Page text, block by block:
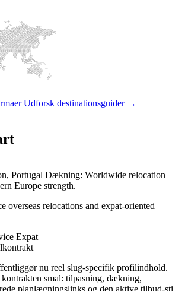
Udforsk destinationsguider →
Portugal Dækning: Worldwide relocation
Europe strength.
overseas relocations and expat-oriented
Expat
nu reel slug-specifik profilindhold.
smal: tilpasning, dækning,